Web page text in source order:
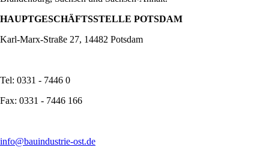
HAUPTGESCHÄFTSSTELLE POTSDAM
Karl-Marx-Straße 27, 14482 Potsdam
Tel: 0331 - 7446 0
Fax: 0331 - 7446 166
info@bauindustrie-ost.de